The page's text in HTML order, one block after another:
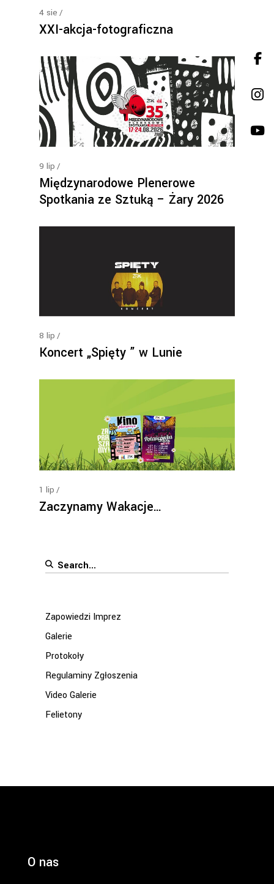
4 sie
XXI-akcja-fotograficzna
9 lip
Międzynarodowe Plenerowe
Spotkania ze Sztuką – Żary 2026
8 lip
Koncert „Spięty ” w Lunie
1 lip
Zaczynamy Wakacje…
Search
Zapowiedzi Imprez
Galerie
Protokoły
Regulaminy Zgłoszenia
Video Galerie
Felietony
O nas